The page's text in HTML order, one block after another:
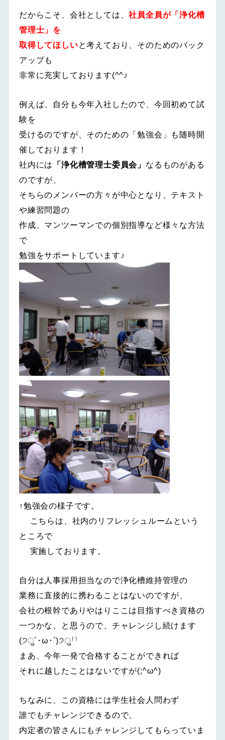
だからこそ、会社としては、社員全員が「浄化槽
管理士」を
取得してほしいと考えており、そのためのバック
アップも
非常に充実しております(^^♪
例えば、自分も今年入社したので、今回初めて試
験を
受けるのですが、そのための「勉強会」も随時開
催しております！
社内には
「浄化槽管理士委員会」 なるものがある
のですが、
そちらのメンバーの方々が中心となり、テキスト
や練習問題の
作成、マンツーマンでの個別指導など様々な方法
で
勉強をサポートしています♪
↑勉強会の様子です。
こちらは、社内のリフレッシュルームという
ところで
実施しております。
自分は人事採用担当なので浄化槽維持管理の
業務に直接的に携わることはないのですが、
会社の根幹でありやはりここは目指すべき資格の
一つかな、と思うので、チャレンジし続けます
(੭ु´･ω･`)੭ु⁾⁾
まあ、今年一発で合格することができれば
それに越したことはないですが(;^ω^)
ちなみに、この資格には学生社会人問わず
誰でもチャレンジできるので、
内定者の皆さんにもチャレンジしてもらっていま